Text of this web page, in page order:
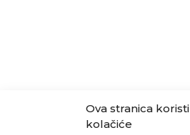
Ova stranica koristi
kolačiće